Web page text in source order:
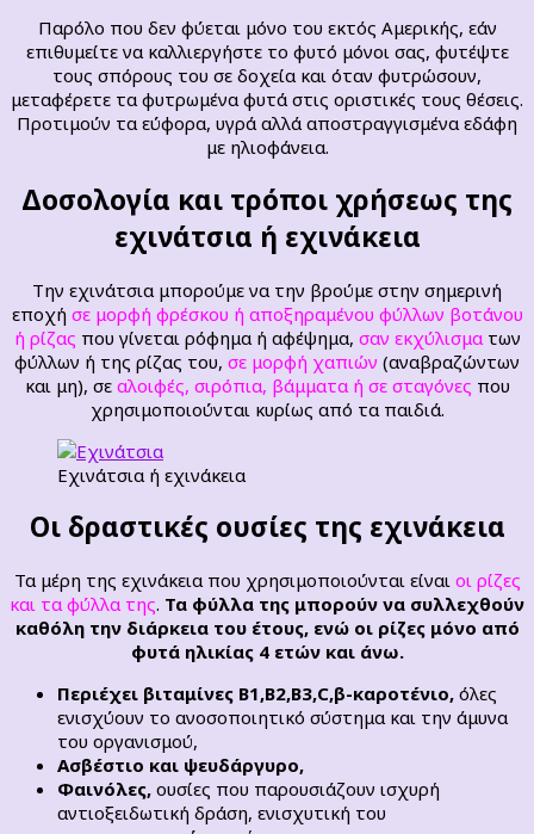
Παρόλο που δεν φύεται μόνο του εκτός Αμερικής, εάν
επιθυμείτε να καλλιεργήστε το φυτό μόνοι σας, φυτέψτε
τους σπόρους του σε δοχεία και όταν φυτρώσουν,
μεταφέρετε τα φυτρωμένα φυτά στις οριστικές τους θέσεις.
Προτιμούν τα εύφορα, υγρά αλλά αποστραγγισμένα εδάφη
με ηλιοφάνεια.
Δοσολογία και τρόποι χρήσεως της
εχινάτσια ή εχινάκεια
Την εχινάτσια μπορούμε να την βρούμε στην σημερινή
εποχή σε μορφή φρέσκου ή αποξηραμένου φύλλων βοτάνου
ή ρίζας που γίνεται ρόφημα ή αφέψημα, σαν εκχύλισματων
φύλλων ή της ρίζας του, σε μορφή χαπιών (αναβραζώντων
και μη), σε αλοιφές, σιρόπια, βάμματα ή σε σταγόνες που
χρησιμοποιούνται κυρίως από τα παιδιά.
Εχινάτσια ή εχινάκεια
Οι δραστικές ουσίες της εχινάκεια
Τα μέρη της εχινάκεια που χρησιμοποιούνται είναι οι ρίζες
και τα φύλλα της. Τα φύλλα της μπορούν να συλλεχθούν
καθόλη την διάρκεια του έτους, ενώ οι ρίζες μόνο από
φυτά ηλικίας 4 ετών και άνω.
Περιέχει βιταμίνες Β1,Β2,Β3,C,β-καροτένιο, όλες
ενισχύουν το ανοσοποιητικό σύστημα και την άμυνα
του οργανισμού,
Ασβέστιο και ψευδάργυρο,
Φαινόλες, ουσίες που παρουσιάζουν ισχυρή
αντιοξειδωτική δράση, ενισχυτική του